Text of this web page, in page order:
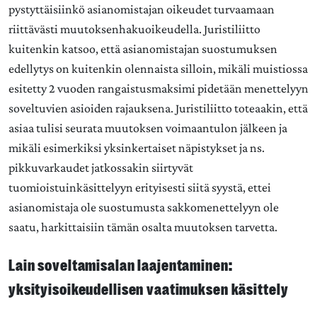
pystyttäisiinkö asianomistajan oikeudet turvaamaan
riittävästi muutoksenhakuoikeudella. Juristiliitto
kuitenkin katsoo, että asianomistajan suostumuksen
edellytys on kuitenkin olennaista silloin, mikäli muistiossa
esitetty 2 vuoden rangaistusmaksimi pidetään menettelyyn
soveltuvien asioiden rajauksena. Juristiliitto toteaakin, että
asiaa tulisi seurata muutoksen voimaantulon jälkeen ja
mikäli esimerkiksi yksinkertaiset näpistykset ja ns.
pikkuvarkaudet jatkossakin siirtyvät
tuomioistuinkäsittelyyn erityisesti siitä syystä, ettei
asianomistaja ole suostumusta sakkomenettelyyn ole
saatu, harkittaisiin tämän osalta muutoksen tarvetta.
Lain soveltamisalan laajentaminen:
yksityisoikeudellisen vaatimuksen käsittely